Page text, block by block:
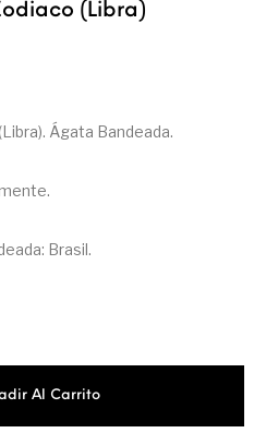
(Libra)
Ágata Bandeada.
Brasil.
Al Carrito